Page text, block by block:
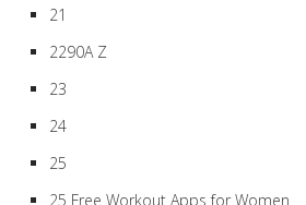
21
2290A Z
23
24
25
25 Free Workout Apps for Women